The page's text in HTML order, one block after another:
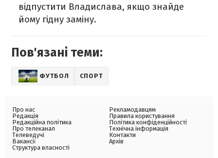
відпустити Владислава, якщо знайде
йому гідну заміну.
Пов'язані теми:
ФУТБОЛ СПОРТ
Про нас
Редакція
Редакційна політика
Про телеканал
Телеведучі
Вакансії
Структура власності
Рекламодавцям
Правила користування
Політика конфіденційності
Технічна інформація
Контакти
Архів